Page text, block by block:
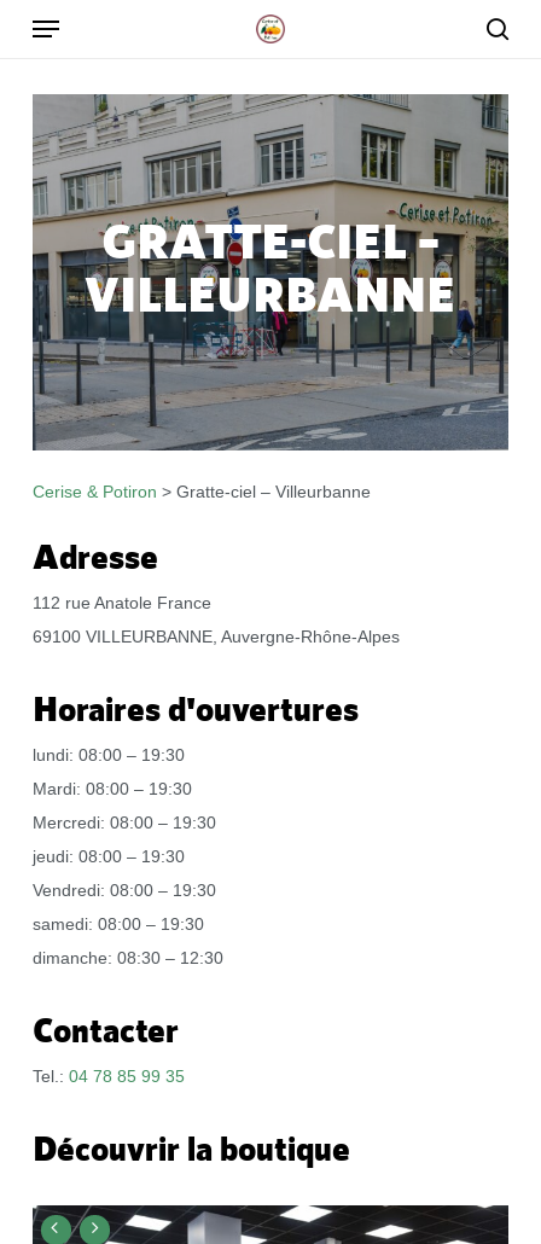
GRATTE-CIEL –
VILLEURBANNE
Cerise & Potiron > Gratte-ciel – Villeurbanne
Adresse
112 rue Anatole France
69100 VILLEURBANNE, Auvergne-Rhône-Alpes
Horaires d'ouvertures
lundi: 08:00 – 19:30
Mardi: 08:00 – 19:30
Mercredi: 08:00 – 19:30
jeudi: 08:00 – 19:30
Vendredi: 08:00 – 19:30
samedi: 08:00 – 19:30
dimanche: 08:30 – 12:30
Contacter
Tel.: 04 78 85 99 35
Découvrir la boutique